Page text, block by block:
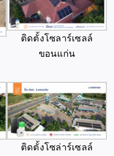
ติดตั้งโซลาร์เซลล์
ขอนแก่น
ติดตั้งโซล่าร์เซลล์